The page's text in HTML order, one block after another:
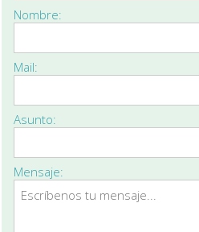
Nombre:
Mail:
Asunto:
Mensaje: